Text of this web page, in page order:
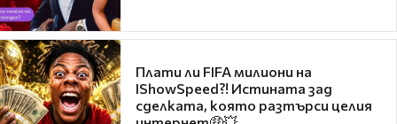
Плати ли FIFA милиони на
IShowSpeed?! Истината зад
сделката, която разтърси целия